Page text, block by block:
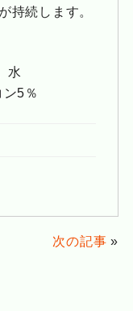
持続します。
水
5％
次の記事 »